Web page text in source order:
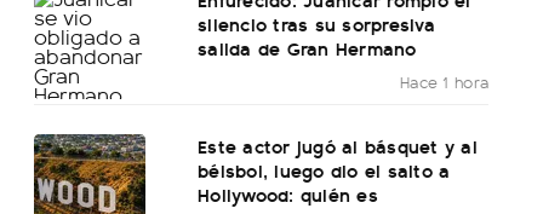
silencio tras su sorpresiva
salida de Gran Hermano
Hace 1 hora
Este actor jugó al básquet y al
béisbol, luego dio el salto a
Hollywood: quién es